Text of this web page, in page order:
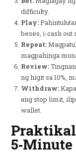
difficulty.
Play:
beses, i-cash out
Repeat:
magpahinga
Review:
ng higit sa 10%,
Withdraw:
ang stop limit,
wallet.
Praktikal